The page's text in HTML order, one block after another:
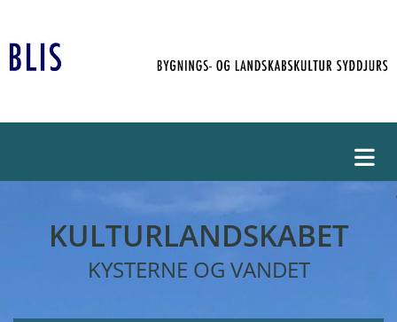
KULTURLANDSKABET
KYSTERNE OG VANDET